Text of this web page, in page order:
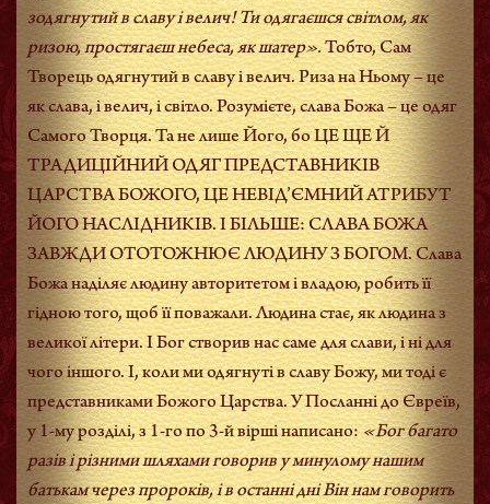
зодягнутий в славу і велич! Ти одягаєшся світлом, як
ризою, простягаєш небеса, як шатер».Тобто, Сам
Творець одягнутий в славу і велич. Риза на Ньому – це
як слава, і велич, і світло. Розумієте, слава Божа – це одяг
Самого Творця. Та не лише Його, бо ЦЕ ЩЕ Й
ТРАДИЦІЙНИЙ ОДЯГ ПРЕДСТАВНИКІВ
ЦАРСТВА БОЖОГО, ЦЕ НЕВІД’ЄМНИЙ АТРИБУТ
ЙОГО НАСЛІДНИКІВ. І БІЛЬШЕ: СЛАВА БОЖА
ЗАВЖДИ ОТОТОЖНЮЄ ЛЮДИНУ З БОГОМ. Слава
Божа наділяє людину авторитетом і владою, робить її
гідною того, щоб її поважали. Людина стає, як людина з
великої літери. І Бог створив нас саме для слави, і ні для
чого іншого. І, коли ми одягнуті в славу Божу, ми тоді є
представниками Божого Царства. У Посланні до Євреїв,
у 1-му розділі, з 1-го по 3-й вірші написано:«Бог багато
разів і різними шляхами говорив у минулому нашим
батькам через пророків, і в останні дні Він нам говорить